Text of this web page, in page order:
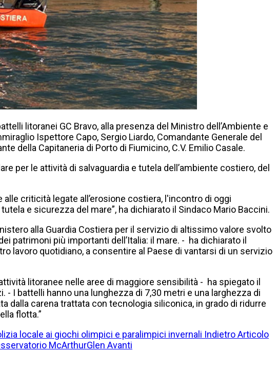
litoranei GC Bravo, alla presenza del Ministro dell’Ambiente e
Ispettore Capo, Sergio Liardo, Comandante Generale del
della Capitaneria di Porto di Fiumicino, C.V. Emilio Casale.
per le attività di salvaguardia e tutela dell’ambiente costiero, del
criticità legate all’erosione costiera, l'incontro di oggi
e sicurezza del mare”, ha dichiarato il Sindaco Mario Baccini.
alla Guardia Costiera per il servizio di altissimo valore svolto
patrimoni più importanti dell’Italia: il mare. - ha dichiarato il
lavoro quotidiano, a consentire al Paese di vantarsi di un servizio
litoranee nelle aree di maggiore sensibilità - ha spiegato il
- I battelli hanno una lunghezza di 7,30 metri e una larghezza di
dalla carena trattata con tecnologia siliconica, in grado di ridurre
flotta.”
locale ai giochi olimpici e paralimpici invernali IndietroArticolo
McArthurGlen Avanti